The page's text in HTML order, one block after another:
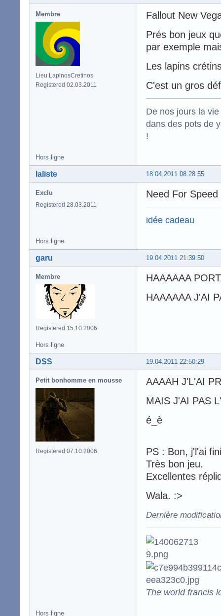
Membre
Lieu LapinosCretinos
Registered 02.03.2011
Fallout New
Prés bon jeux
par exemple
Les lapins
C'est un gros
De nos jours la
dans des pots de
!
Hors ligne
18.04.2011 08:28:55
laliste
Exclu
Registered 28.03.2011
Need For
idée cadeau
Hors ligne
19.04.2011 21:39:50
garu
Membre
Registered 15.10.2006
HAAAAAA
HAAAAAA J'AI
Hors ligne
19.04.2011 22:50:29
DSS
Petit bonhomme en mousse
Registered 07.10.2006
AAAAH J'L'AI
MAIS J'AI PAS
é_è
PS : Bon, j'l'ai
Très bon jeu.
Excellentes
Wala. :>
Dernière
The world francis
Hors ligne